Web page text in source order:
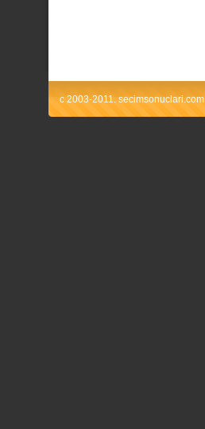
c 2003-2011. secimsonuclari.com